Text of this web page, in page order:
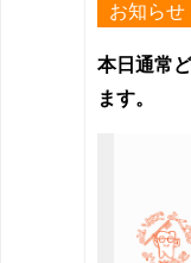
お知らせ
本日通常
ます。